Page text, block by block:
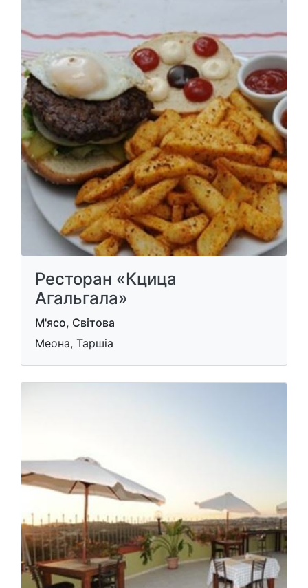
Ресторан «Кцица
Агальгала»
М'ясо, Світова
Меона, Таршіа